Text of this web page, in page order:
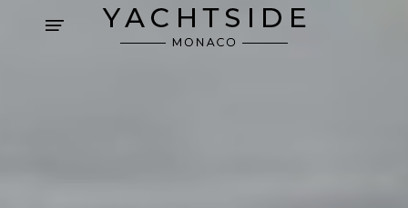
Panneau de gestion des cookies